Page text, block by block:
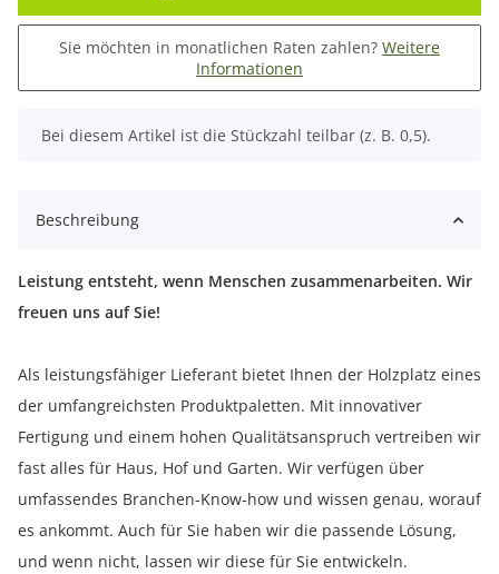
Sie möchten in monatlichen Raten zahlen? Weitere
Informationen
x
Bei diesem Artikel ist die Stückzahl teilbar (z. B. 0,5).
Beschreibung
Leistung entsteht, wenn Menschen zusammenarbeiten. Wir
freuen uns auf Sie!
Als leistungsfähiger Lieferant bietet Ihnen der Holzplatz eines
der umfangreichsten Produktpaletten. Mit innovativer
Fertigung und einem hohen Qualitätsanspruch vertreiben wir
fast alles für Haus, Hof und Garten. Wir verfügen über
umfassendes Branchen-Know-how und wissen genau, worauf
es ankommt. Auch für Sie haben wir die passende Lösung,
und wenn nicht, lassen wir diese für Sie entwickeln.